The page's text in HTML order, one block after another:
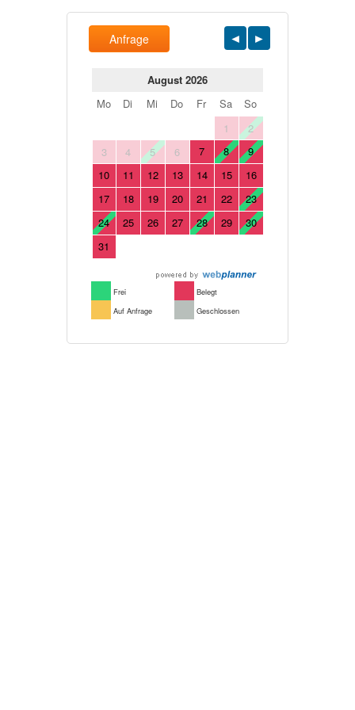
Anfrage
August 2026
Mo
Di Mi Do Fr Sa
So
1
2
3
4 5 6 7 8
9
10
11 12 13 14 15
16
17
18 19 20 21 22
23
24
25 26 27 28 29
30
31
Frei
Belegt
Auf Anfrage
Geschlossen